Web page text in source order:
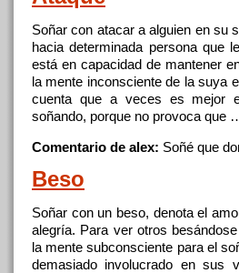
Soñar con atacar a alguien ensu
hacia determinada personaque
estáen capacidad de mantener
la mente inconsciente de la suya
cuenta quea veces es mejor
soñando, porque no provoca que
Comentario de alex: Soñé que
Beso
Soñar con un beso, denota el
alegría. Para ver otros
la mente subconsciente para el
demasiado involucrado ensus